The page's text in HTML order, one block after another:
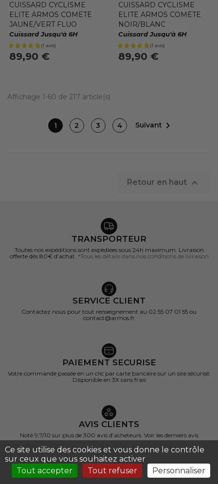
(1 avis)
(2 avis)
CUISSARD CYCLISME
ELITE ARMOS COMETE
JAUNE/VERT FLUO
Cuissard Jusqu'à 6H
89,90 €
CUISSARD CYCLISME
ELITE ARMOS COMETE
NOIR/BLANC
Cuissard Jusqu'à 6H
89,90 €
Affichage 1-60 de 217 article(s)
1 2 3 4 Suivant 
Retour en haut 
TRANSPORTEUR
Toutes nos expéditions sont expédiées sous 24h maximum. Livraison
offerte dès 80€ d’achat. *Tous les détails dans nos conditions de livraison
SERVICE CLIENT
Contactez nous pour tout renseignement au 02 55 07 01 55 ou
contact@armos.fr
PAIEMENT SECURISE
Votre commande passée en un clic par carte bancaire sur un site sécurisé.
Disponible en 3X sans frais
AVIS CLIENTS
Noté 9,7/10 sur plus de 300 avis d’acheteurs. Voir les derniers avis
Ce site utilise des cookies et vous donne le contrôle
sur ceux que vous souhaitez activer
Tout accepter
Tout refuser Personnaliser